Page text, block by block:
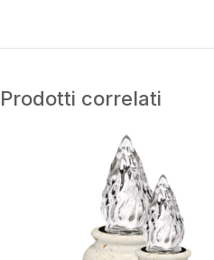
Prodotti correlati